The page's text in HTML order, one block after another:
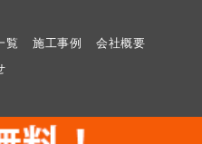
覧 施工事例
会社概要